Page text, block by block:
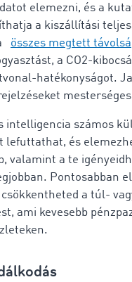
elemezni, és a
a kiszállítási
összes megtett
a CO2-
hatékonyságot.
intelligencia számos
lefuttathat, és
valamint a te
Pontosabban
a túl-
ami kevesebb